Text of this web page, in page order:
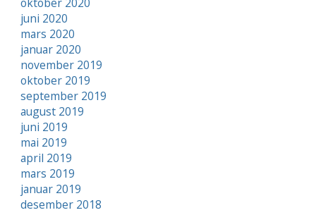
juni 2020
mars 2020
januar 2020
november 2019
oktober 2019
september 2019
august 2019
juni 2019
mai 2019
april 2019
mars 2019
januar 2019
desember 2018